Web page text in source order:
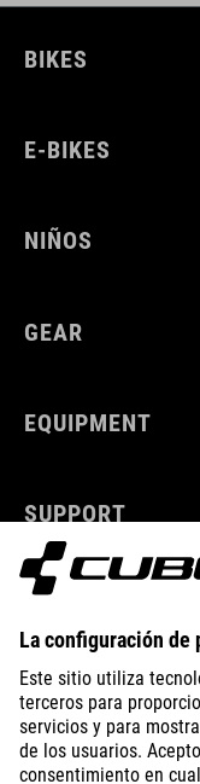
BIKES
E-BIKES
NIÑOS
GEAR
EQUIPMENT
SUPPORT
ABOUT US
EXPLORE